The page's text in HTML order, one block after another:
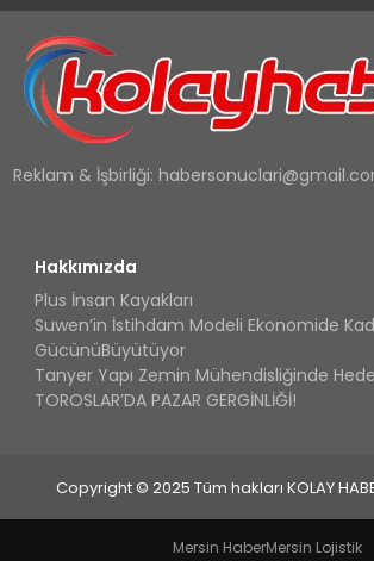
Reklam & İşbirliği:
Hakkımızda
Plus İnsan Kayakları
Suwen’in İstihdam Modeli Ekonomide
GücünüBüyütüyor
Tanyer Yapı Zemin Mühendisliğinde
TOROSLAR’DA PAZAR GERGİNLİĞİ!
Copyright © 2025 Tüm hakları KOLAY
Mersin HaberMersin Lojistik